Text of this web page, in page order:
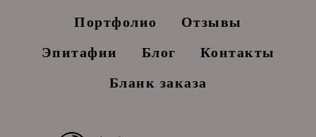
Портфолио
Отзывы
Эпитафии
Блог
Контакты
Бланк заказа